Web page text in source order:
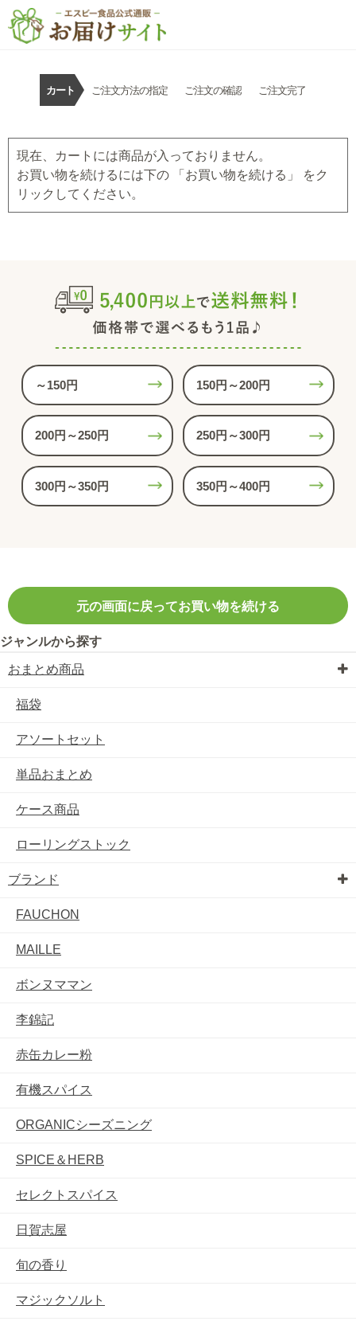
カート ご注文方法の指定 ご注文の確認 ご注文完了
現在、カートには商品が入っておりません。
お買い物を続けるには下の 「お買い物を続ける」 をク
リックしてください。
～150円 150円～200円
200円～250円 250円～300円
300円～350円 350円～400円
元の画面に戻ってお買い物を続ける
ジャンルから探す
おまとめ商品
福袋
アソートセット
単品おまとめ
ケース商品
ローリングストック
ブランド
FAUCHON
MAILLE
ボンヌママン
李錦記
赤缶カレー粉
有機スパイス
ORGANICシーズニング
SPICE＆HERB
セレクトスパイス
日賀志屋
旬の香り
マジックソルト